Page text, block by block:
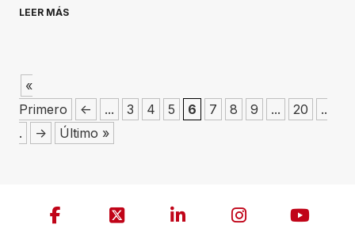
LEER MÁS
«
Primero
<- ... 3 4 5 6 7 8 9 ... 20
..
.
-> Último »